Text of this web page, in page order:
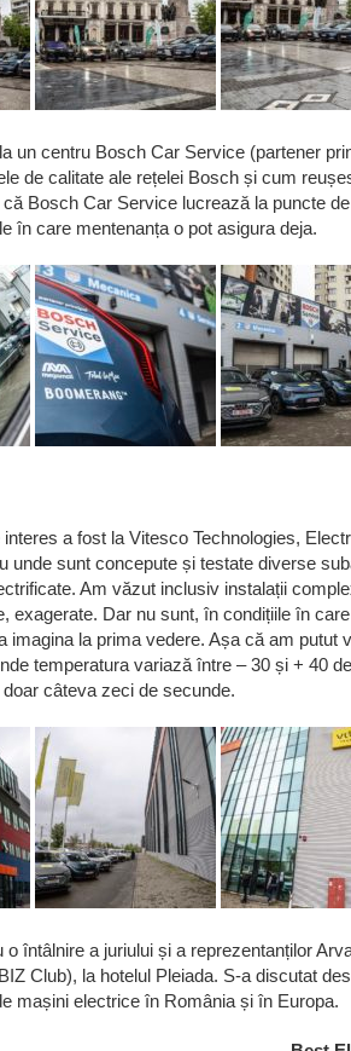
un centru Bosch Car Service (partener
de calitate ale rețelei Bosch și cum
Bosch Car Service lucrează la puncte
în care mentenanța o pot asigura deja.
a fost la Vitesco Technologies,
unde sunt concepute și testate diverse
Am văzut inclusiv instalații
exagerate. Dar nu sunt, în condițiile în
imagina la prima vedere. Așa că am
temperatura variază între – 30 și + 40
câteva zeci de secunde.
întâlnire a juriului și a reprezentanților
Club), la hotelul Pleiada. S-a discutat
mașini electrice în România și în Europa.